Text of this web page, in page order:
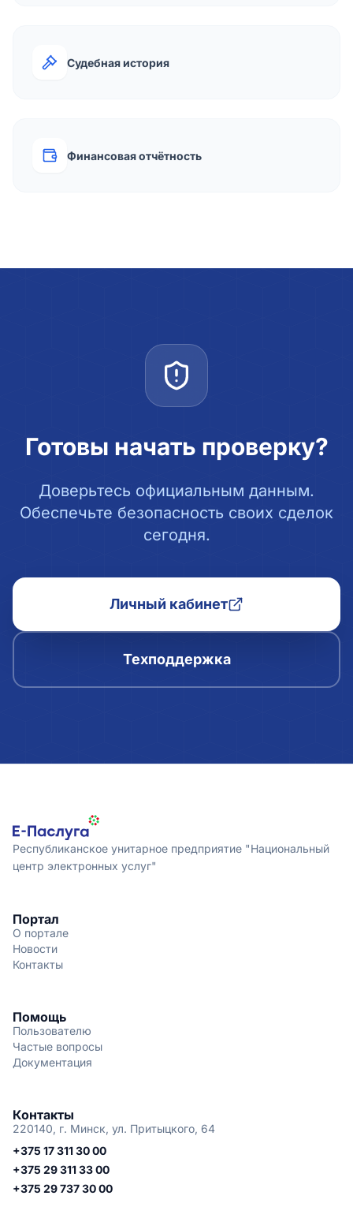
Судебная история
Финансовая отчётность
Готовы начать проверку?
Доверьтесь официальным данным.
Обеспечьте безопасность своих сделок
сегодня.
Личный кабинет
Техподдержка
Республиканское унитарное предприятие "Национальный
центр электронных услуг"
Портал
О портале
Новости
Контакты
Помощь
Пользователю
Частые вопросы
Документация
Контакты
220140, г. Минск, ул. Притыцкого, 64
+375 17 311 30 00
+375 29 311 33 00
+375 29 737 30 00